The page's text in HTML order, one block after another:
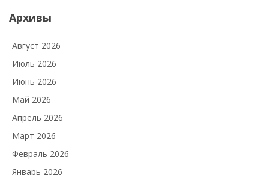
Архивы
Август 2026
Июль 2026
Июнь 2026
Май 2026
Апрель 2026
Март 2026
Февраль 2026
Январь 2026